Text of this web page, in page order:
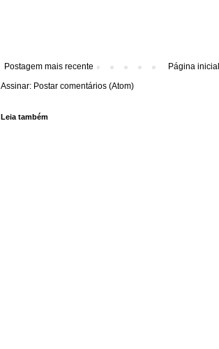
Postagem mais recente
Página inicial
Assinar: Postar comentários (Atom)
Leia também